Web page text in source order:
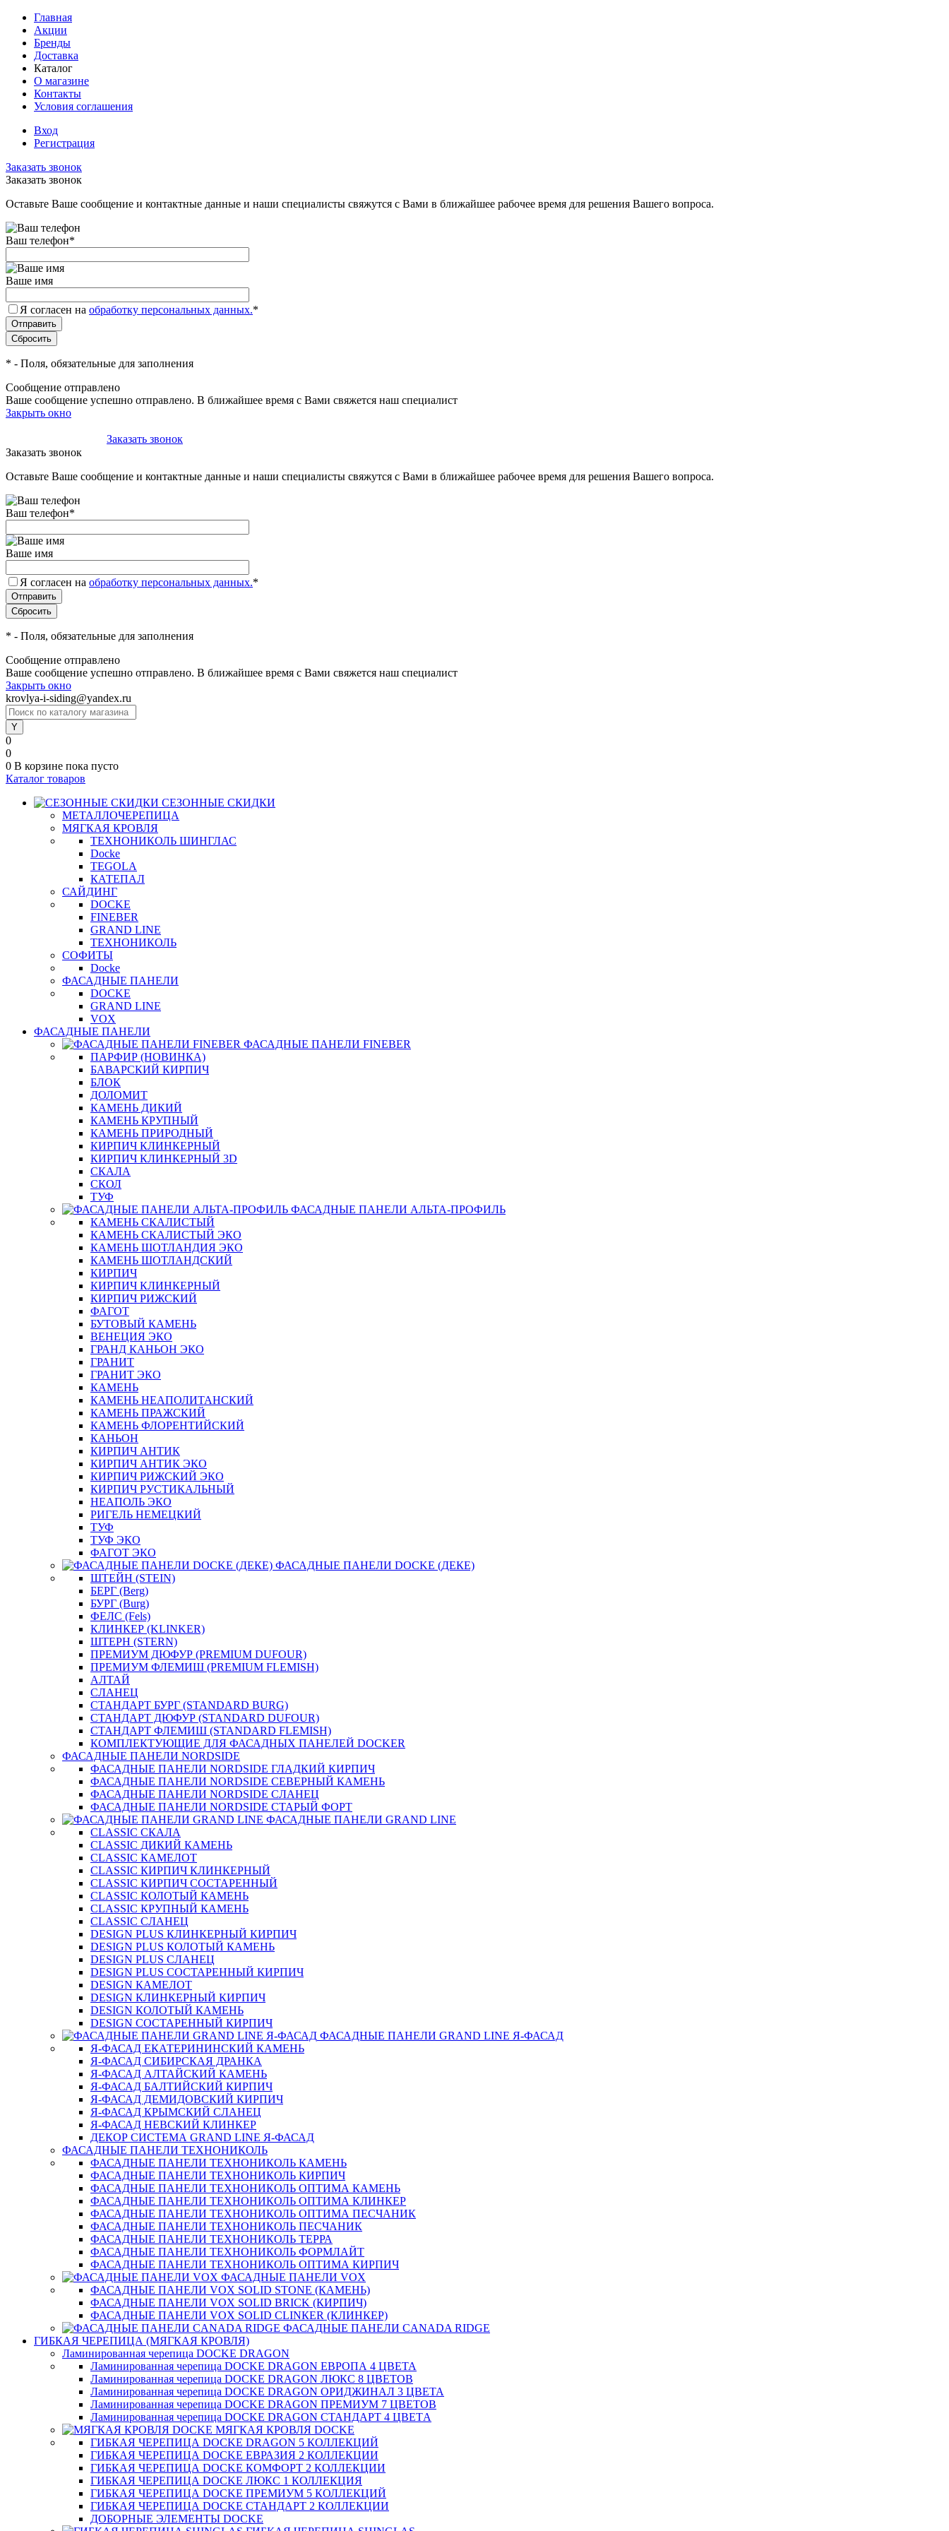
Главная
Акции
Бренды
Доставка
Каталог
О магазине
Контакты
Условия соглашения
Вход
Регистрация
Заказать звонок
Заказать звонок
Оставьте Ваше сообщение и контактные данные и наши специалисты свяжутся с Вами в ближайшее рабочее время для решения Вашего вопроса.
Ваш телефон*
Ваше имя
Я согласен на обработку персональных данных.*
* - Поля, обязательные для заполнения
Сообщение отправлено
Ваше сообщение успешно отправлено. В ближайшее время с Вами свяжется наш специалист
Закрыть окно
Заказать звонок
Заказать звонок
Оставьте Ваше сообщение и контактные данные и наши специалисты свяжутся с Вами в ближайшее рабочее время для решения Вашего вопроса.
Ваш телефон*
Ваше имя
Я согласен на обработку персональных данных.*
* - Поля, обязательные для заполнения
Сообщение отправлено
Ваше сообщение успешно отправлено. В ближайшее время с Вами свяжется наш специалист
Закрыть окно
krovlya-i-siding@yandex.ru
0
0
0 В корзине пока пусто
Каталог товаров
СЕЗОННЫЕ СКИДКИ
МЕТАЛЛОЧЕРЕПИЦА
МЯГКАЯ КРОВЛЯ
ТЕХНОНИКОЛЬ ШИНГЛАС
Docke
TEGOLA
КАТЕПАЛ
САЙДИНГ
DOCKE
FINEBER
GRAND LINE
ТЕХНОНИКОЛЬ
СОФИТЫ
Docke
ФАСАДНЫЕ ПАНЕЛИ
DOCKE
GRAND LINE
VOX
ФАСАДНЫЕ ПАНЕЛИ
ФАСАДНЫЕ ПАНЕЛИ FINEBER
ПАРФИР (НОВИНКА)
БАВАРСКИЙ КИРПИЧ
БЛОК
ДОЛОМИТ
КАМЕНЬ ДИКИЙ
КАМЕНЬ КРУПНЫЙ
КАМЕНЬ ПРИРОДНЫЙ
КИРПИЧ КЛИНКЕРНЫЙ
КИРПИЧ КЛИНКЕРНЫЙ 3D
СКАЛА
СКОЛ
ТУФ
ФАСАДНЫЕ ПАНЕЛИ АЛЬТА-ПРОФИЛЬ
КАМЕНЬ СКАЛИСТЫЙ
КАМЕНЬ СКАЛИСТЫЙ ЭКО
КАМЕНЬ ШОТЛАНДИЯ ЭКО
КАМЕНЬ ШОТЛАНДСКИЙ
КИРПИЧ
КИРПИЧ КЛИНКЕРНЫЙ
КИРПИЧ РИЖСКИЙ
ФАГОТ
БУТОВЫЙ КАМЕНЬ
ВЕНЕЦИЯ ЭКО
ГРАНД КАНЬОН ЭКО
ГРАНИТ
ГРАНИТ ЭКО
КАМЕНЬ
КАМЕНЬ НЕАПОЛИТАНСКИЙ
КАМЕНЬ ПРАЖСКИЙ
КАМЕНЬ ФЛОРЕНТИЙСКИЙ
КАНЬОН
КИРПИЧ АНТИК
КИРПИЧ АНТИК ЭКО
КИРПИЧ РИЖСКИЙ ЭКО
КИРПИЧ РУСТИКАЛЬНЫЙ
НЕАПОЛЬ ЭКО
РИГЕЛЬ НЕМЕЦКИЙ
ТУФ
ТУФ ЭКО
ФАГОТ ЭКО
ФАСАДНЫЕ ПАНЕЛИ DOCKE (ДЕКЕ)
ШТЕЙН (STEIN)
БЕРГ (Berg)
БУРГ (Burg)
ФЕЛС (Fels)
КЛИНКЕР (KLINKER)
ШТЕРН (STERN)
ПРЕМИУМ ДЮФУР (PREMIUM DUFOUR)
ПРЕМИУМ ФЛЕМИШ (PREMIUM FLEMISH)
АЛТАЙ
СЛАНЕЦ
СТАНДАРТ БУРГ (STANDARD BURG)
СТАНДАРТ ДЮФУР (STANDARD DUFOUR)
СТАНДАРТ ФЛЕМИШ (STANDARD FLEMISH)
КОМПЛЕКТУЮЩИЕ ДЛЯ ФАСАДНЫХ ПАНЕЛЕЙ DOCKER
ФАСАДНЫЕ ПАНЕЛИ NORDSIDE
ФАСАДНЫЕ ПАНЕЛИ NORDSIDE ГЛАДКИЙ КИРПИЧ
ФАСАДНЫЕ ПАНЕЛИ NORDSIDE СЕВЕРНЫЙ КАМЕНЬ
ФАСАДНЫЕ ПАНЕЛИ NORDSIDE СЛАНЕЦ
ФАСАДНЫЕ ПАНЕЛИ NORDSIDE СТАРЫЙ ФОРТ
ФАСАДНЫЕ ПАНЕЛИ GRAND LINE
CLASSIC СКАЛА
CLASSIC ДИКИЙ КАМЕНЬ
CLASSIC КАМЕЛОТ
CLASSIC КИРПИЧ КЛИНКЕРНЫЙ
CLASSIC КИРПИЧ СОСТАРЕННЫЙ
CLASSIC КОЛОТЫЙ КАМЕНЬ
CLASSIC КРУПНЫЙ КАМЕНЬ
CLASSIC СЛАНЕЦ
DESIGN PLUS КЛИНКЕРНЫЙ КИРПИЧ
DESIGN PLUS КОЛОТЫЙ КАМЕНЬ
DESIGN PLUS СЛАНЕЦ
DESIGN PLUS СОСТАРЕННЫЙ КИРПИЧ
DESIGN КАМЕЛОТ
DESIGN КЛИНКЕРНЫЙ КИРПИЧ
DESIGN КОЛОТЫЙ КАМЕНЬ
DESIGN СОСТАРЕННЫЙ КИРПИЧ
ФАСАДНЫЕ ПАНЕЛИ GRAND LINE Я-ФАСАД
Я-ФАСАД ЕКАТЕРИНИНСКИЙ КАМЕНЬ
Я-ФАСАД СИБИРСКАЯ ДРАНКА
Я-ФАСАД АЛТАЙСКИЙ КАМЕНЬ
Я-ФАСАД БАЛТИЙСКИЙ КИРПИЧ
Я-ФАСАД ДЕМИДОВСКИЙ КИРПИЧ
Я-ФАСАД КРЫМСКИЙ СЛАНЕЦ
Я-ФАСАД НЕВСКИЙ КЛИНКЕР
ДЕКОР СИСТЕМА GRAND LINE Я-ФАСАД
ФАСАДНЫЕ ПАНЕЛИ ТЕХНОНИКОЛЬ
ФАСАДНЫЕ ПАНЕЛИ ТЕХНОНИКОЛЬ КАМЕНЬ
ФАСАДНЫЕ ПАНЕЛИ ТЕХНОНИКОЛЬ КИРПИЧ
ФАСАДНЫЕ ПАНЕЛИ ТЕХНОНИКОЛЬ ОПТИМА КАМЕНЬ
ФАСАДНЫЕ ПАНЕЛИ ТЕХНОНИКОЛЬ ОПТИМА КЛИНКЕР
ФАСАДНЫЕ ПАНЕЛИ ТЕХНОНИКОЛЬ ОПТИМА ПЕСЧАНИК
ФАСАДНЫЕ ПАНЕЛИ ТЕХНОНИКОЛЬ ПЕСЧАНИК
ФАСАДНЫЕ ПАНЕЛИ ТЕХНОНИКОЛЬ ТЕРРА
ФАСАДНЫЕ ПАНЕЛИ ТЕХНОНИКОЛЬ ФОРМЛАЙТ
ФАСАДНЫЕ ПАНЕЛИ ТЕХНОНИКОЛЬ ОПТИМА КИРПИЧ
ФАСАДНЫЕ ПАНЕЛИ VOX
ФАСАДНЫЕ ПАНЕЛИ VOX SOLID STONE (КАМЕНЬ)
ФАСАДНЫЕ ПАНЕЛИ VOX SOLID BRICK (КИРПИЧ)
ФАСАДНЫЕ ПАНЕЛИ VOX SOLID CLINКER (КЛИНКЕР)
ФАСАДНЫЕ ПАНЕЛИ CANADA RIDGE
ГИБКАЯ ЧЕРЕПИЦА (МЯГКАЯ КРОВЛЯ)
Ламинированная черепица DOCKE DRAGON
Ламинированная черепица DOCKE DRAGON ЕВРОПА 4 ЦВЕТА
Ламинированная черепица DOCKE DRAGON ЛЮКС 8 ЦВЕТОВ
Ламинированная черепица DOCKE DRAGON ОРИДЖИНАЛ 3 ЦВЕТА
Ламинированная черепица DOCKE DRAGON ПРЕМИУМ 7 ЦВЕТОВ
Ламинированная черепица DOCKE DRAGON СТАНДАРТ 4 ЦВЕТA
МЯГКАЯ КРОВЛЯ DOCKE
ГИБКАЯ ЧЕРЕПИЦА DOCKE DRAGON 5 КОЛЛЕКЦИЙ
ГИБКАЯ ЧЕРЕПИЦА DOCKE ЕВРАЗИЯ 2 КОЛЛЕКЦИИ
ГИБКАЯ ЧЕРЕПИЦА DOCKE КОМФОРТ 2 КОЛЛЕКЦИИ
ГИБКАЯ ЧЕРЕПИЦА DOCKE ЛЮКС 1 КОЛЛЕКЦИЯ
ГИБКАЯ ЧЕРЕПИЦА DOCKE ПРЕМИУМ 5 КОЛЛЕКЦИЙ
ГИБКАЯ ЧЕРЕПИЦА DOCKE СТАНДАРТ 2 КОЛЛЕКЦИИ
ДОБОРНЫЕ ЭЛЕМЕНТЫ DOCKE